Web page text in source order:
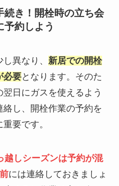
続き！開栓時の立ち会
予約しよう
異なり、 新居での開栓
必要となります。そのた
日にガスを使えるよう
し、開栓作業の予約を
要です。
越しシーズンは予約が混
には連絡しておきましょ